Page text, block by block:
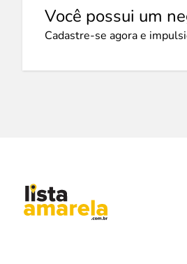
Você possui um
Cadastre-se agora e